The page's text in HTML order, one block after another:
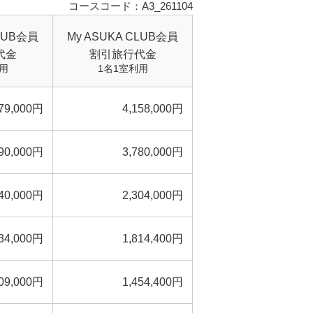
コースコード：A3_261104
会員
金
My ASUKA CLUB会員
割引旅行代金
1名1室利用
円 4,158,000円
円 3,780,000円
円 2,304,000円
円 1,814,400円
円 1,454,400円